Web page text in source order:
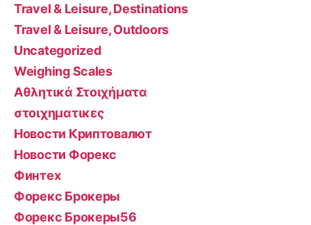
Travel & Leisure, Destinations
Travel & Leisure, Outdoors
Uncategorized
Weighing Scales
Αθλητικά Στοιχήματα
στοιχηματικες
Новости Криптовалют
Новости Форекс
Финтех
Форекс Брокеры
Форекс Брокеры56